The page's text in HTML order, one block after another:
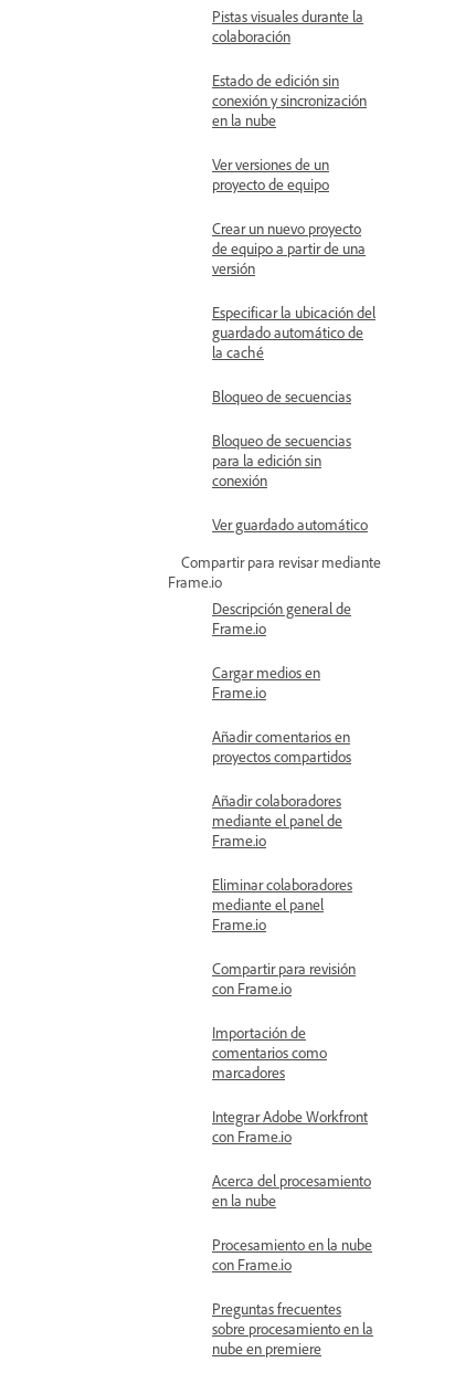
Pistas visuales durante la
colaboración
Estado de edición sin
conexión y sincronización
en la nube
Ver versiones de un
proyecto de equipo
Crear un nuevo proyecto
de equipo a partir de una
versión
Especificar la ubicación del
guardado automático de
la caché
Bloqueo de secuencias
Bloqueo de secuencias
para la edición sin
conexión
Ver guardado automático
Compartir para revisar mediante
Frame.io
Descripción general de
Frame.io
Cargar medios en
Frame.io
Añadir comentarios en
proyectos compartidos
Añadir colaboradores
mediante el panel de
Frame.io
Eliminar colaboradores
mediante el panel
Frame.io
Compartir para revisión
con Frame.io
Importación de
comentarios como
marcadores
Integrar Adobe Workfront
con Frame.io
Acerca del procesamiento
en la nube
Procesamiento en la nube
con Frame.io
Preguntas frecuentes
sobre procesamiento en la
nube en premiere